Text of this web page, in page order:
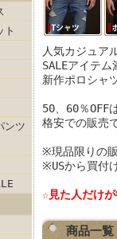
ト
ンツ
人気カジュ
SALEアイテ
新作ポロシャ
50、60％OFF
格安での販売
※現品限りの
※USから買付
☆見た人だけ
商品一覧